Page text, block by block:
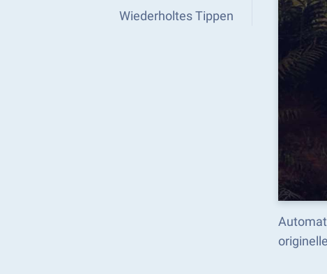
Wiederholtes Tippen